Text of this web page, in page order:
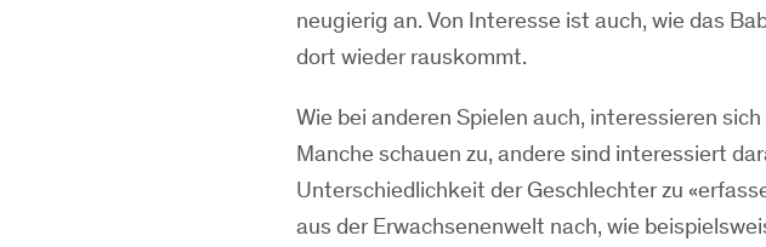
neugierig an. Von Interesse ist auch, wie das
dort wieder rauskommt.
Wie bei anderen Spielen auch, interessieren
Manche schauen zu, andere sind interessiert
Unterschiedlichkeit der Geschlechter zu
aus der Erwachsenenwelt nach, wie